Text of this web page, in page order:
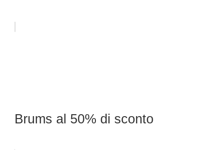
Brums al 50% di sconto